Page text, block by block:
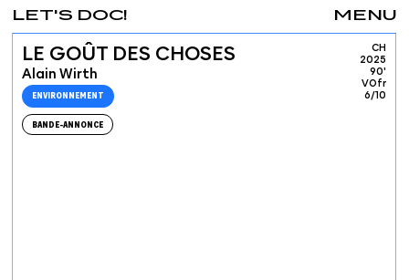
MENU
LET'S DOC!
LE GOÛT DES CHOSES
Alain Wirth
ENVIRONNEMENT
BANDE-ANNONCE
CH
2025
90'
VOfr
6/10